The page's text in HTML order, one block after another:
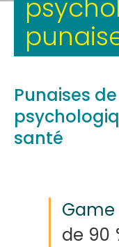
Punaises
santé
de 90